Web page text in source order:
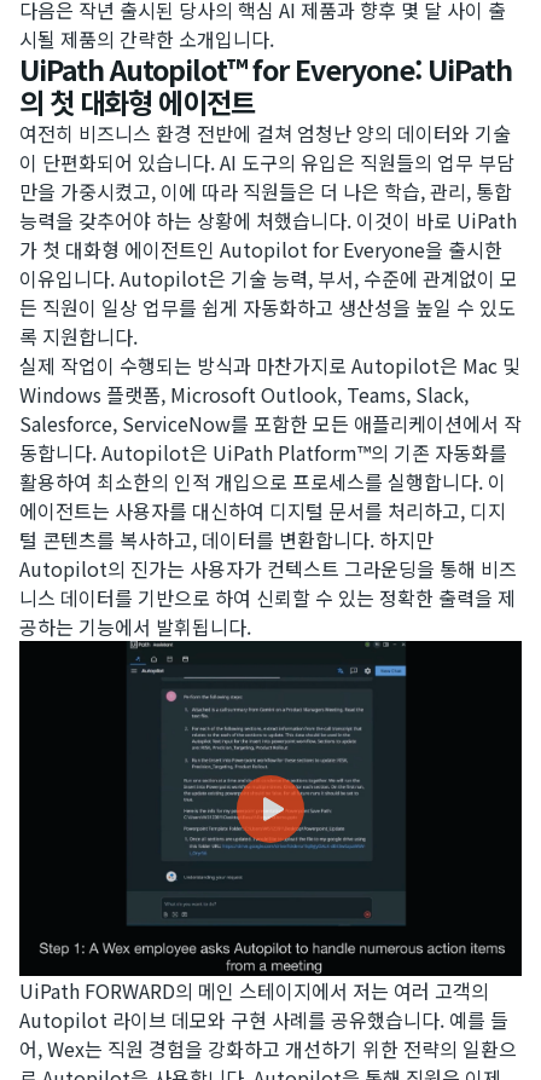
다음은 작년 출시된 당사의 핵심 AI 제품과 향후 몇 달 사이 출
시될 제품의 간략한 소개입니다.
UiPath Autopilot™ for Everyone: UiPath
의 첫 대화형 에이전트
여전히 비즈니스 환경 전반에 걸쳐 엄청난 양의 데이터와 기술
이 단편화되어 있습니다. AI 도구의 유입은 직원들의 업무 부담
만을 가중시켰고, 이에 따라 직원들은 더 나은 학습, 관리, 통합
능력을 갖추어야 하는 상황에 처했습니다. 이것이 바로 UiPath
가 첫 대화형 에이전트인 Autopilot for Everyone을 출시한
이유입니다. Autopilot은 기술 능력, 부서, 수준에 관계없이 모
든 직원이 일상 업무를 쉽게 자동화하고 생산성을 높일 수 있도
록 지원합니다.
실제 작업이 수행되는 방식과 마찬가지로 Autopilot은 Mac 및
Windows 플랫폼, Microsoft Outlook, Teams, Slack,
Salesforce, ServiceNow를 포함한 모든 애플리케이션에서 작
동합니다. Autopilot은 UiPath Platform™의 기존 자동화를
활용하여 최소한의 인적 개입으로 프로세스를 실행합니다. 이
에이전트는 사용자를 대신하여 디지털 문서를 처리하고, 디지
털 콘텐츠를 복사하고, 데이터를 변환합니다. 하지만
Autopilot의 진가는 사용자가 컨텍스트 그라운딩을 통해 비즈
니스 데이터를 기반으로 하여 신뢰할 수 있는 정확한 출력을 제
공하는 기능에서 발휘됩니다.
UiPath FORWARD의 메인 스테이지에서 저는 여러 고객의
Autopilot 라이브 데모와 구현 사례를 공유했습니다. 예를 들
어, Wex는 직원 경험을 강화하고 개선하기 위한 전략의 일환으